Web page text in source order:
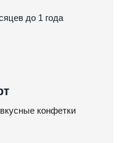
до 1 года
конфетки